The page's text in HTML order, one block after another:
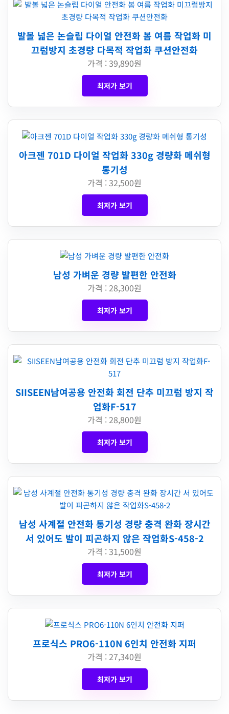
발볼 넓은 논슬립 다이얼 안전화 봄 여름 작업화 미
끄럼방지 초경량 다목적 작업화 쿠션안전화
가격 : 39,890원
최저가 보기
아크젠 701D 다이얼 작업화 330g 경량화 메쉬형
통기성
가격 : 32,500원
최저가 보기
남성 가벼운 경량 발편한 안전화
가격 : 28,300원
최저가 보기
SIISEEN남여공용 안전화 회전 단추 미끄럼 방지 작
업화F-517
가격 : 28,800원
최저가 보기
남성 사계절 안전화 통기성 경량 충격 완화 장시간
서 있어도 발이 피곤하지 않은 작업화S-458-2
가격 : 31,500원
최저가 보기
프로식스 PRO6-110N 6인치 안전화 지퍼
가격 : 27,340원
최저가 보기